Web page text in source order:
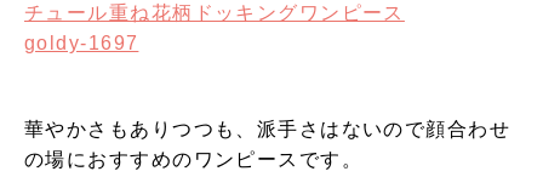
チュール重ね花柄ドッキングワンピース
goldy-1697
華やかさもありつつも、派手さはないので顔合わせ
の場におすすめのワンピースです。